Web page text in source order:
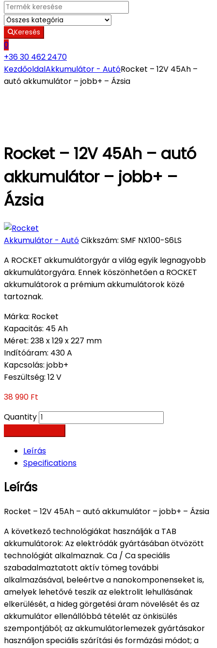
Search for:
Keresés
0
+36 30 462 2470
KezdőoldalAkkumulátor - AutóRocket – 12V 45Ah –
autó akkumulátor – jobb+ – Ázsia
Rocket – 12V 45Ah – autó
akkumulátor – jobb+ –
Ázsia
Akkumulátor - AutóCikkszám: SMF NX100-S6LS
A ROCKET akkumulátorgyár a világ egyik legnagyobb
akkumulátorgyára. Ennek köszönhetően a ROCKET
akkumulátorok a prémium akkumulátorok közé
tartoznak.
Márka: Rocket
Kapacitás: 45 Ah
Méret: 238 x 129 x 227 mm
Indítóáram: 430 A
Kapcsolás: jobb+
Feszültség: 12 V
38 990 Ft
Quantity
Leírás
Specifications
Leírás
Rocket – 12V 45Ah – autó akkumulátor – jobb+ – Ázsia
A következő technológiákat használják a TAB
akkumulátorok: Az elektródák gyártásában ötvözött
technológiát alkalmaznak. Ca / Ca speciális
szabadalmaztatott aktív tömeg további
alkalmazásával, beleértve a nanokomponenseket is,
amelyek lehetővé teszik az elektrolit lehullásának
elkerülését, a hideg görgetési áram növelését és az
akkumulátor ellenállóbbá tételét az önkisülés
szempontjából; az akkumulátorlemezek gyártásakor
használjon speciális szárítási és formázási módot; a